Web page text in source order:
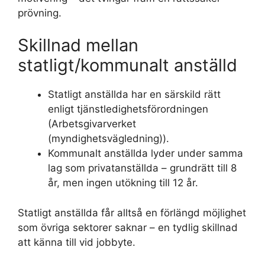
prövning.
Skillnad mellan
statligt/kommunalt anställd
Statligt anställda har en särskild rätt
enligt tjänstledighetsförordningen
(Arbetsgivarverket
(myndighetsvägledning)).
Kommunalt anställda lyder under samma
lag som privatanställda – grundrätt till 8
år, men ingen utökning till 12 år.
Statligt anställda får alltså en förlängd möjlighet
som övriga sektorer saknar – en tydlig skillnad
att känna till vid jobbyte.